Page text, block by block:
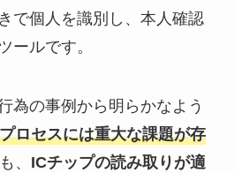
で個人を識別し、本人確認
ールです。
為の事例から明らかなよう
ロセスには重大な課題が存
、 ICチップの読み取りが適